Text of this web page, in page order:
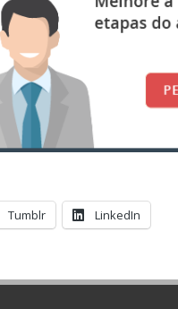
Tumblr LinkedIn